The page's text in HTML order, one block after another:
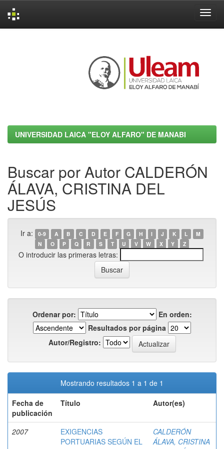
UNIVERSIDAD LAICA "ELOY ALFARO" DE MANABI
Buscar por Autor CALDERÓN
ÁLAVA, CRISTINA DEL
JESÚS
Ir a: 0-9 A B C D E F G H I J K L
M
N
O P Q R S T U V W X Y Z
O introducir las primeras letras:
Ordenar por:
En orden:
Resultados por página
Autor/Registro:
Mostrando resultados 1 a 1 de 1
Fecha de
publicación
Título Autor(es)
2007
EXIGENCIAS
PORTUARIAS SEGÚN EL
CALDERÓN
ÁLAVA, CRISTINA